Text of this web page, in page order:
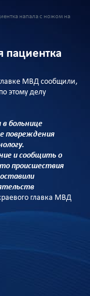
напала с ножом на
пациентка
МВД сообщили,
этому делу
больнице
повреждения
и сообщить о
происшествия
главка МВД